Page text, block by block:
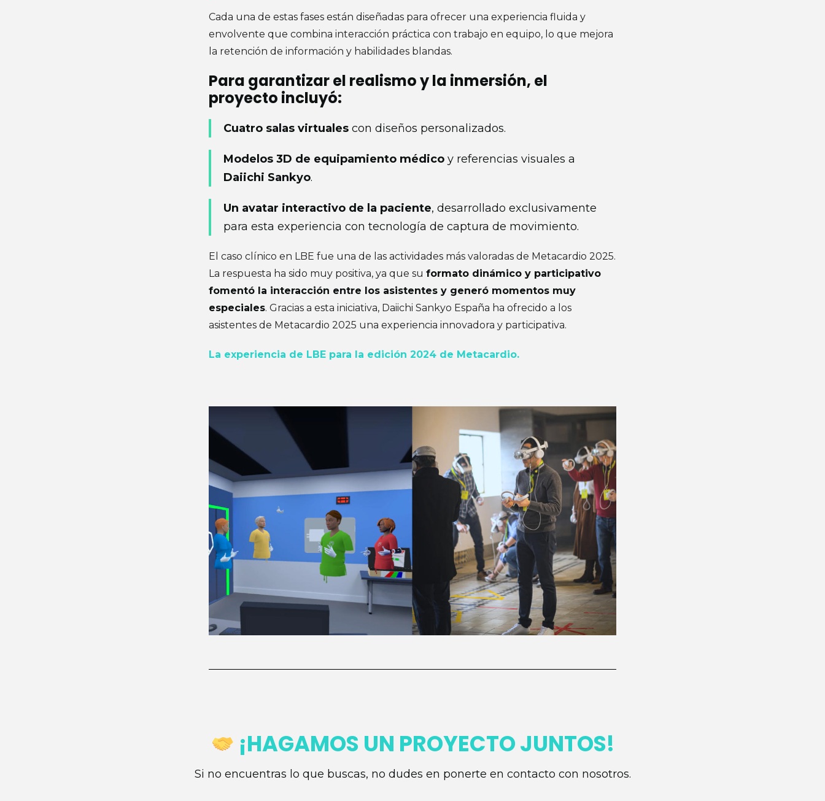
Cada una de estas fases están diseñadas para ofrecer una experiencia fluida y
envolvente que combina interacción práctica con trabajo en equipo, lo que mejora
la retención de información y habilidades blandas.
Para garantizar el realismo y la inmersión, el
proyecto incluyó:
Cuatro salas virtuales con diseños personalizados.
Modelos 3D de equipamiento médico y referencias visuales a
Daiichi Sankyo.
Un avatar interactivo de la paciente, desarrollado exclusivamente
para esta experiencia con tecnología de captura de movimiento.
El caso clínico en LBE fue una de las actividades más valoradas de Metacardio 2025.
La respuesta ha sido muy positiva, ya que su formato dinámico y participativo
fomentó la interacción entre los asistentes y generó momentos muy
especiales. Gracias a esta iniciativa, Daiichi Sankyo España ha ofrecido a los
asistentes de Metacardio 2025 una experiencia innovadora y participativa.
La experiencia de LBE para la edición 2024 de Metacardio.
¡HAGAMOS UN PROYECTO JUNTOS!
Si no encuentras lo que buscas, no dudes en ponerte en contacto con nosotros.